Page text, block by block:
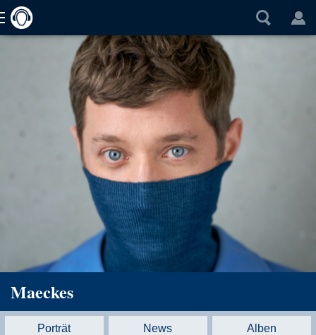
Maeckes
Porträt News Alben